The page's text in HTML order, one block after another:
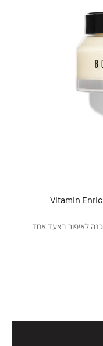
Vitamin
לאיפור בצעד אחד